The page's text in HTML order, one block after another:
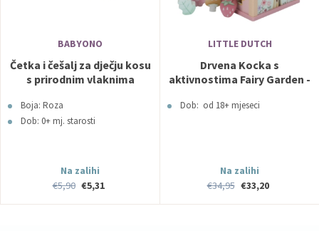
BABYONO
Četka i češalj za dječju kosu
s prirodnim vlaknima
Boja: Roza
Dob: 0+ mj. starosti
Na zalihi
€5,90 €5,31
LITTLE DUTCH
Drvena Kocka s
aktivnostima Fairy Garden -
Dob: od 18+ mjeseci
Na zalihi
€34,95 €33,20